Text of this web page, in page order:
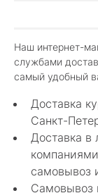
Наш интернет-
службами
самый удобный
Доставка
Санкт-
Доставка в
самовывоз
Самовывоз
Классные
в других
грамотные
с выбором.
Показать